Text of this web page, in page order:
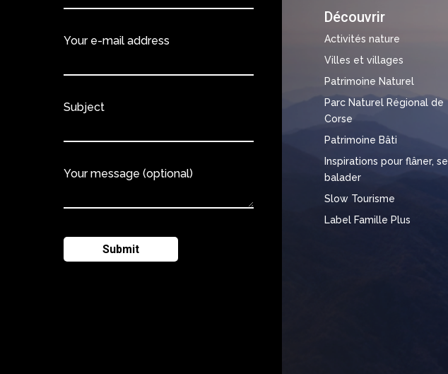
Découvrir
Activités nature
Villes et villages
Patrimoine Naturel
Parc Naturel Régional de
Corse
Patrimoine Bâti
Inspirations pour flâner, se
balader
Slow Tourisme
Label Famille Plus
Your e-mail address
Subject
Your message (optional)